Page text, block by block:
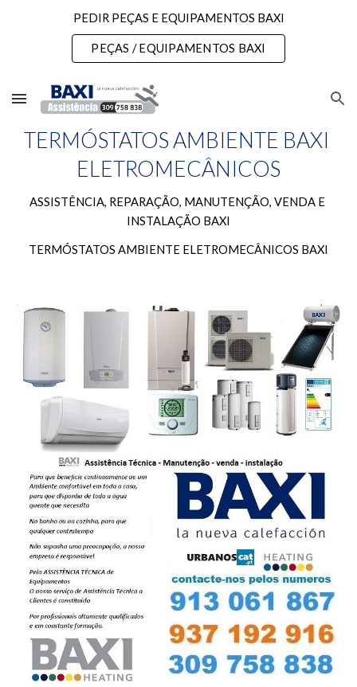
PEDIR PEÇAS E EQUIPAMENTOS BAXI
PEÇAS / EQUIPAMENTOS BAXI
TERMÓSTATOS AMBIENTE BAXI
ELETROMECÂNICOS
ASSISTÊNCIA, REPARAÇÃO, MANUTENÇÃO, VENDA E
INSTALAÇÃO BAXI
TERMÓSTATOS AMBIENTE ELETROMECÂNICOS BAXI